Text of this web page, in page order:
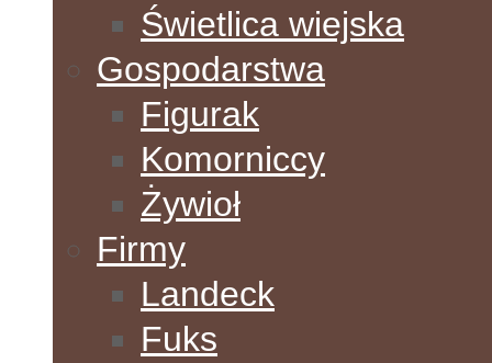
Świetlica wiejska
Gospodarstwa
Figurak
Komorniccy
Żywioł
Firmy
Landeck
Fuks